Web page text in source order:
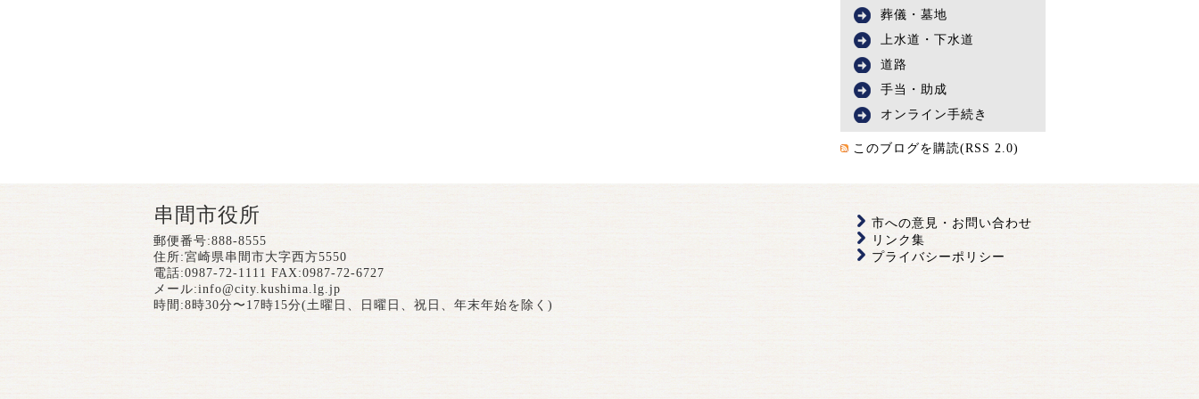
葬儀・墓地
上水道・下水道
道路
手当・助成
オンライン手続き
このブログを購読(RSS 2.0)
串間市役所
郵便番号:888-8555
住所:宮崎県串間市大字西方5550
電話:0987-72-1111 FAX:0987-72-6727
メール:info@city.kushima.lg.jp
時間:8時30分〜17時15分(土曜日、日曜日、祝日、年末年始を除く)
市への意見・お問い合わせ
リンク集
プライバシーポリシー